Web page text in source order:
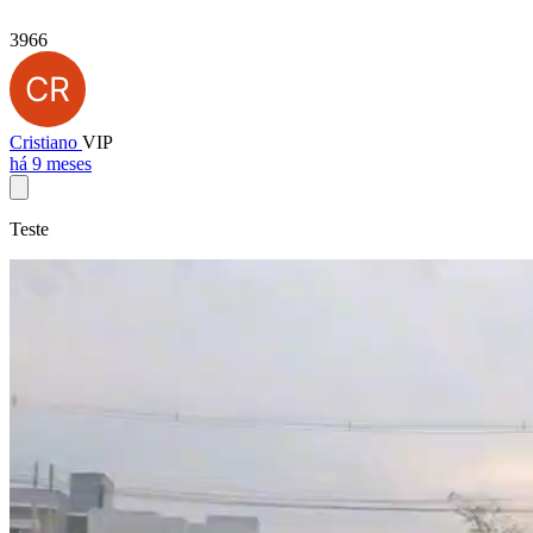
3966
Cristiano VIP
há 9 meses
Teste